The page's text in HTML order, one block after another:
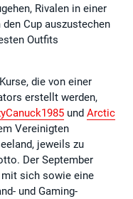
Rivalen in einer
den Cup auszustechen
Outfits
die von einer
erstellt werden,
und Arctic
Vereinigten
jeweils zu
Der September
mit sich sowie eine
und Gaming-